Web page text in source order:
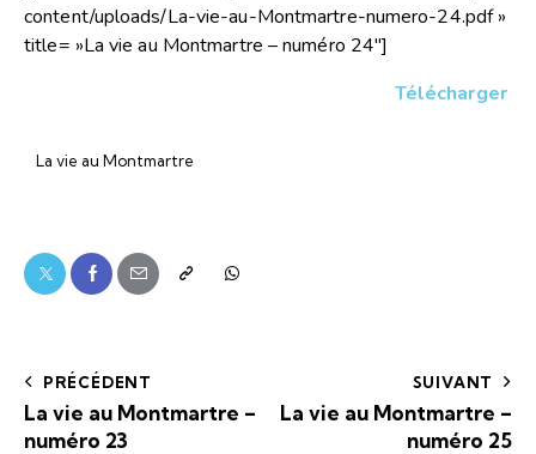
content/uploads/La-vie-au-Montmartre-numero-24.pdf »
title= »La vie au Montmartre – numéro 24″]
Télécharger
La vie au Montmartre
PRÉCÉDENT
La vie au Montmartre –
numéro 23
SUIVANT
La vie au Montmartre –
numéro 25